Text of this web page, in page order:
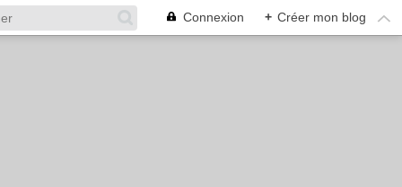
Connexion + Créer mon blog